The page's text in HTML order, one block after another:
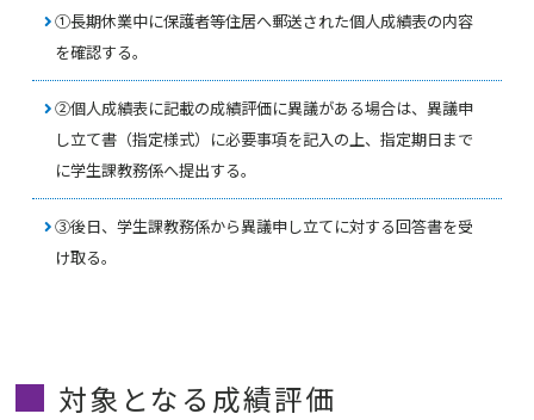
①長期休業中に保護者等住居へ郵送された個人成績表の内容
を確認する。
②個人成績表に記載の成績評価に異議がある場合は、異議申
し立て書（指定様式）に必要事項を記入の上、指定期日まで
に学生課教務係へ提出する。
③後日、学生課教務係から異議申し立てに対する回答書を受
け取る。
対象となる成績評価